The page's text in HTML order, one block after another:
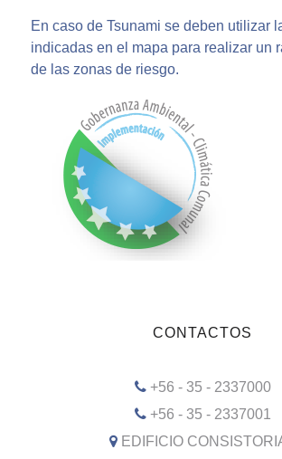
En caso de Tsunami se deben utilizar
indicadas en el mapa para realizar un
de las zonas de riesgo.
CONTACTOS
+56 - 35 - 2337000
+56 - 35 - 2337001
EDIFICIO